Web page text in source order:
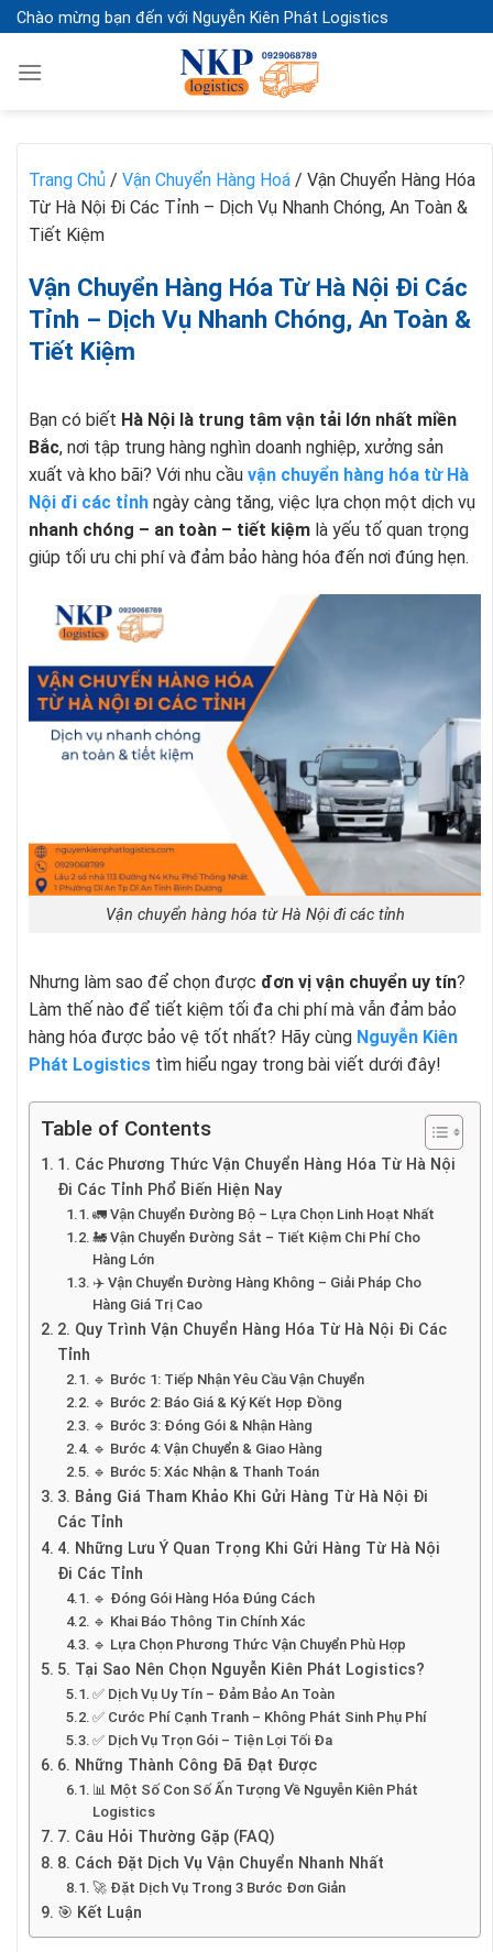
Skip
to
content
Chào mừng bạn đến với Nguyễn Kiên Phát Logistics
Trang Chủ / Vận Chuyển Hàng Hoá / Vận Chuyển Hàng Hóa
Từ Hà Nội Đi Các Tỉnh – Dịch Vụ Nhanh Chóng, An Toàn &
Tiết Kiệm
Vận Chuyển Hàng Hóa Từ Hà Nội Đi Các
Tỉnh – Dịch Vụ Nhanh Chóng, An Toàn &
Tiết Kiệm
Bạn có biết Hà Nội là trung tâm vận tải lớn nhất miền
Bắc, nơi tập trung hàng nghìn doanh nghiệp, xưởng sản
xuất và kho bãi? Với nhu cầu vận chuyển hàng hóa từ Hà
Nội đi các tỉnh ngày càng tăng, việc lựa chọn một dịch vụ
nhanh chóng – an toàn – tiết kiệm là yếu tố quan trọng
giúp tối ưu chi phí và đảm bảo hàng hóa đến nơi đúng hẹn.
Vận chuyển hàng hóa từ Hà Nội đi các tỉnh
Nhưng làm sao để chọn được đơn vị vận chuyển uy tín?
Làm thế nào để tiết kiệm tối đa chi phí mà vẫn đảm bảo
hàng hóa được bảo vệ tốt nhất? Hãy cùng Nguyễn Kiên
Phát Logistics tìm hiểu ngay trong bài viết dưới đây!
Table of Contents
1. Các Phương Thức Vận Chuyển Hàng Hóa Từ Hà Nội
Đi Các Tỉnh Phổ Biến Hiện Nay
🚛 Vận Chuyển Đường Bộ – Lựa Chọn Linh Hoạt Nhất
🚂 Vận Chuyển Đường Sắt – Tiết Kiệm Chi Phí Cho
Hàng Lớn
✈️ Vận Chuyển Đường Hàng Không – Giải Pháp Cho
Hàng Giá Trị Cao
2. Quy Trình Vận Chuyển Hàng Hóa Từ Hà Nội Đi Các
Tỉnh
🔹 Bước 1: Tiếp Nhận Yêu Cầu Vận Chuyển
🔹 Bước 2: Báo Giá & Ký Kết Hợp Đồng
🔹 Bước 3: Đóng Gói & Nhận Hàng
🔹 Bước 4: Vận Chuyển & Giao Hàng
🔹 Bước 5: Xác Nhận & Thanh Toán
3. Bảng Giá Tham Khảo Khi Gửi Hàng Từ Hà Nội Đi
Các Tỉnh
4. Những Lưu Ý Quan Trọng Khi Gửi Hàng Từ Hà Nội
Đi Các Tỉnh
🔹 Đóng Gói Hàng Hóa Đúng Cách
🔹 Khai Báo Thông Tin Chính Xác
🔹 Lựa Chọn Phương Thức Vận Chuyển Phù Hợp
5. Tại Sao Nên Chọn Nguyễn Kiên Phát Logistics?
✅ Dịch Vụ Uy Tín – Đảm Bảo An Toàn
✅ Cước Phí Cạnh Tranh – Không Phát Sinh Phụ Phí
✅ Dịch Vụ Trọn Gói – Tiện Lợi Tối Đa
6. Những Thành Công Đã Đạt Được
📊 Một Số Con Số Ấn Tượng Về Nguyễn Kiên Phát
Logistics
7. Câu Hỏi Thường Gặp (FAQ)
8. Cách Đặt Dịch Vụ Vận Chuyển Nhanh Nhất
🚀 Đặt Dịch Vụ Trong 3 Bước Đơn Giản
🎯 Kết Luận